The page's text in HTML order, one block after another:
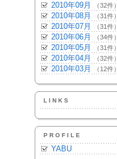
2010年09月 （32件）
2010年08月 （31件）
2010年07月 （31件）
2010年06月 （34件）
2010年05月 （31件）
2010年04月 （32件）
2010年03月 （12件）
LINKS
PROFILE
YABU